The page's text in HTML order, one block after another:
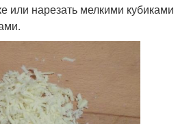
или нарезать мелкими кубиками